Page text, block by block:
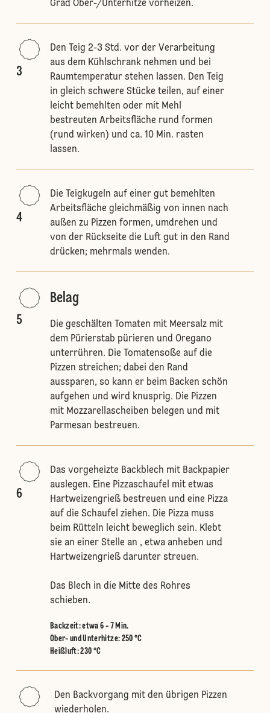
Grad Ober-/Unterhitze vorheizen.
3
Den Teig 2-3 Std. vor der Verarbeitung
aus dem Kühlschrank nehmen und bei
Raumtemperatur stehen lassen. Den Teig
in gleich schwere Stücke teilen, auf einer
leicht bemehlten oder mit Mehl
bestreuten Arbeitsfläche rund formen
(rund wirken) und ca. 10 Min. rasten
lassen.
4
Die Teigkugeln auf einer gut bemehlten
Arbeitsfläche gleichmäßig von innen nach
außen zu Pizzen formen, umdrehen und
von der Rückseite die Luft gut in den Rand
drücken; mehrmals wenden.
5
Belag
Die geschälten Tomaten mit Meersalz mit
dem Pürierstab pürieren und Oregano
unterrühren. Die Tomatensoße auf die
Pizzen streichen; dabei den Rand
aussparen, so kann er beim Backen schön
aufgehen und wird knusprig. Die Pizzen
mit Mozzarellascheiben belegen und mit
Parmesan bestreuen.
6
Das vorgeheizte Backblech mit Backpapier
auslegen. Eine Pizzaschaufel mit etwas
Hartweizengrieß bestreuen und eine Pizza
auf die Schaufel ziehen. Die Pizza muss
beim Rütteln leicht beweglich sein. Klebt
sie an einer Stelle an , etwa anheben und
Hartweizengrieß darunter streuen.
Das Blech in die Mitte des Rohres
schieben.
Backzeit: etwa 6 - 7 Min.
Ober- und Unterhitze: 250 °C
Heißluft:230 °C
Den Backvorgang mit den übrigen Pizzen
wiederholen.